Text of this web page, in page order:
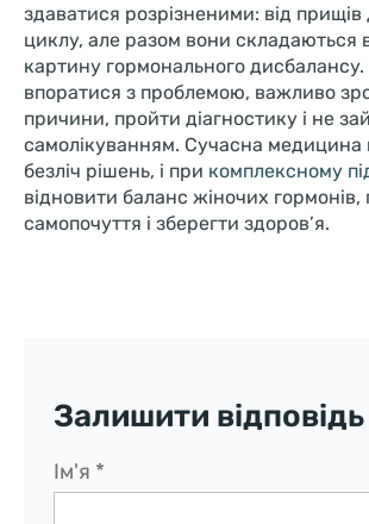
здаватися розрізненими: від
циклу, але разом вони складаються
картину гормонального
впоратися з проблемою, важливо
причини, пройти діагностику і не
самолікуванням. Сучасна медицина
безліч рішень, і при комплексному
відновити баланс жіночих гормонів,
самопочуття і зберегти здоров’я.
Залишити відповідь
Ім'я *